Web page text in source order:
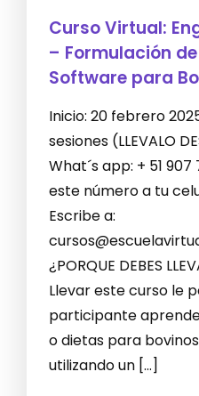
Curso Virtual:
– Formulación
Software para
Inicio: 20 febrero
sesiones (LLEVALO
What´s app: + 51
este número a tu
Escribe a:
¿PORQUE DEBES
Llevar este curso le
participante
o dietas para
utilizando un […]